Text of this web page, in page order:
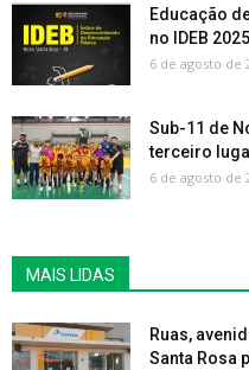
Educação
no IDEB
6 de agosto de
Sub-11 de
terceiro
6 de agosto de
MAIS LIDAS
Ruas,
Santa Rosa